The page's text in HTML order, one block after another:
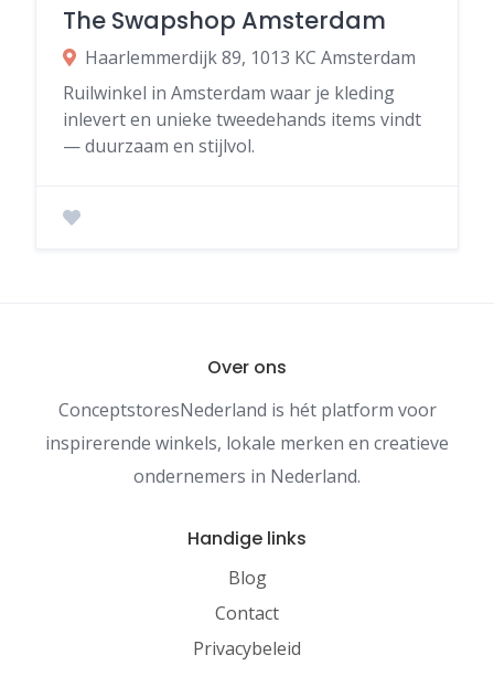
The Swapshop Amsterdam
Haarlemmerdijk 89, 1013 KC Amsterdam
Ruilwinkel in Amsterdam waar je kleding
inlevert en unieke tweedehands items vindt
— duurzaam en stijlvol.
Over ons
ConceptstoresNederland is hét platform voor
inspirerende winkels, lokale merken en creatieve
ondernemers in Nederland.
Handige links
Blog
Contact
Privacybeleid